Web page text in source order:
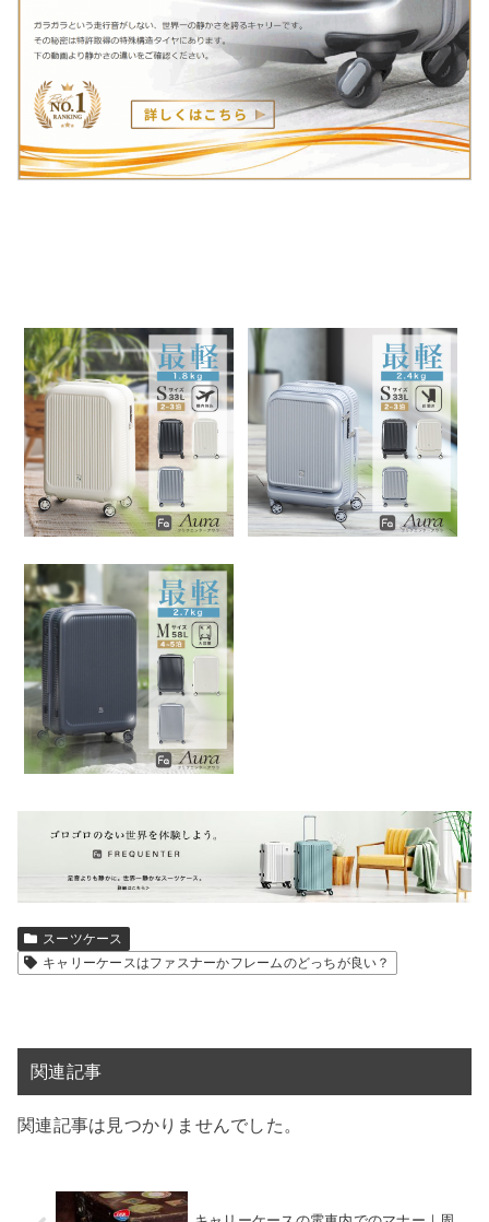
スーツケース
キャリーケースはファスナーかフレームのどっちが良い？
関連記事
関連記事は見つかりませんでした。